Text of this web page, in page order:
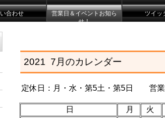
合わせ
営業日＆イベントお知ら
せ！
ツイッ
2021 7月のカレンダー
定休日：月・水・第5土・第5日 営業
日 月 火